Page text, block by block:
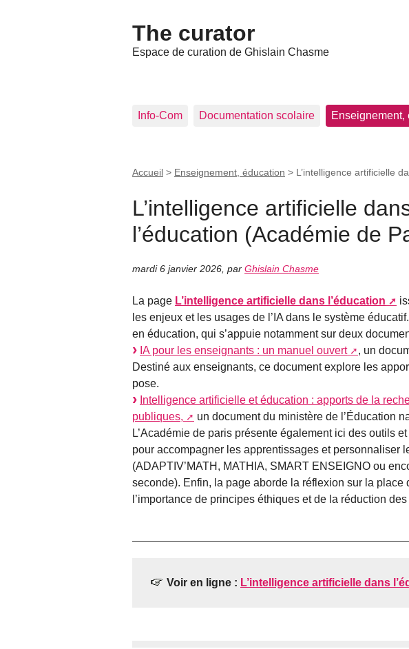
The curator
Espace de curation de Ghislain Chasme
Info-Com Documentation scolaire Enseignement,
Accueil > Enseignement, éducation > L’intelligence artificielle
L’intelligence artificielle
l’éducation (Académie de
mardi 6 janvier 2026 par Ghislain Chasme
La page L’intelligence artificielle dans l’éducation
les enjeux et les usages de l’IA dans le système
en éducation, qui s’appuie notamment sur deux
IA pour les enseignants : un manuel ouvert
, un
Destiné aux enseignants, ce document explore les
pose.
Intelligence artificielle et éducation : apports de la
publiques,
un document du ministère de l’Éducation
L’Académie de paris présente également ici des outils
pour accompagner les apprentissages et personnaliser
(ADAPTIV’MATH, MATHIA, SMART ENSEIGNO ou
seconde). Enfin, la page aborde la réflexion sur la place
l’importance de principes éthiques et de la réduction
Voir en ligne : L’intelligence artificielle dans